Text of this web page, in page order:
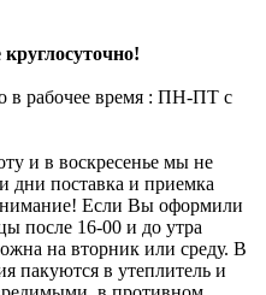
в рабочее время : ПН-ПТ с
и в воскресенье мы не
дни поставка и приемка
Если Вы оформили
после 16-00 и до утра
на вторник или среду. В
пакуются в утеплитель и